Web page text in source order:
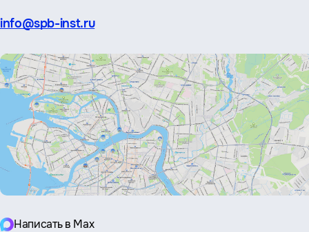
Эл.
info@spb-inst.ru
Написать в Max